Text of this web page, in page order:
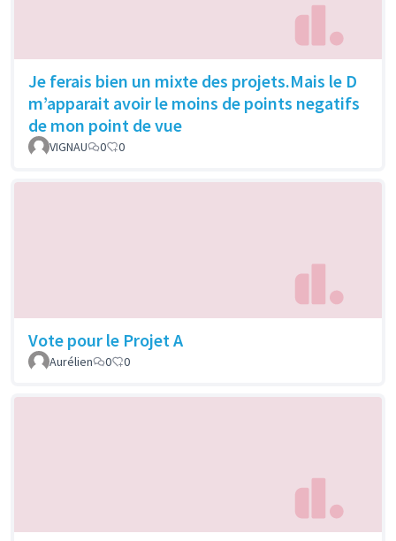
Je ferais bien un mixte des projets.Mais le D
m’apparait avoir le moins de points negatifs
de mon point de vue
VIGNAU 0 0
Vote pour le Projet A
Aurélien 0 0